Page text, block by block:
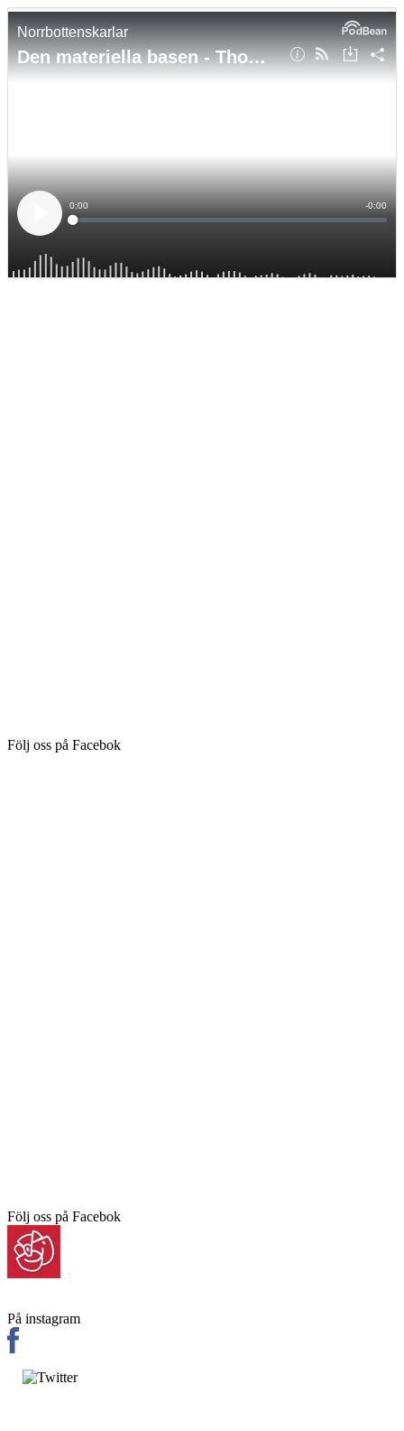
Följ oss på Facebok
Följ oss på Facebok
På instagram